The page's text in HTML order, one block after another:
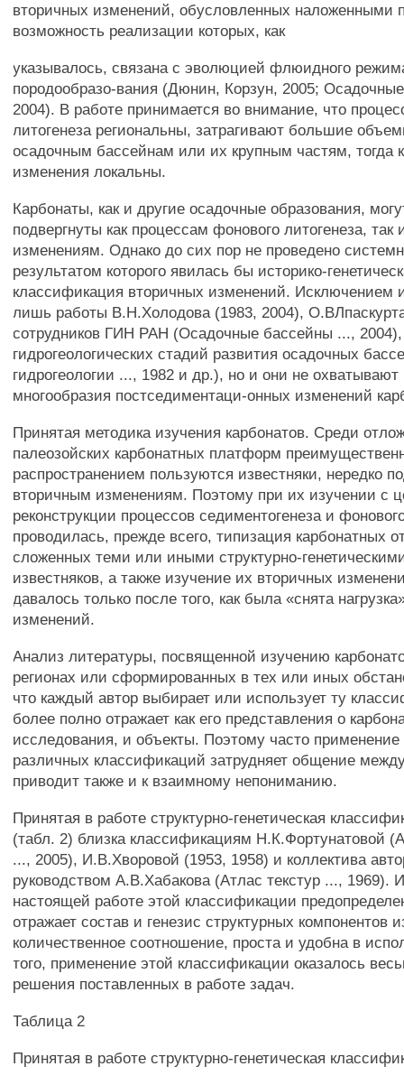
вторичных изменений, обусловленных наложенными
возможность реализации которых, как
указывалось, связана с эволюцией флюидного
породообразо-вания (Дюнин, Корзун, 2005;
2004). В работе принимается во внимание, что
литогенеза региональны, затрагивают большие
осадочным бассейнам или их крупным частям, тогда
изменения локальны.
Карбонаты, как и другие осадочные образования,
подвергнуты как процессам фонового литогенеза,
изменениям. Однако до сих пор не проведено
результатом которого явилась бы историко-
классификация вторичных изменений. Исключением
лишь работы В.Н.Холодова (1983, 2004),
сотрудников ГИН РАН (Осадочные бассейны ..., 2004),
гидрогеологических стадий развития осадочных
гидрогеологии ..., 1982 и др.), но и они не охватывают
многообразия постседиментаци-онных изменений
Принятая методика изучения карбонатов. Среди
палеозойских карбонатных платформ
распространением пользуются известняки, нередко
вторичным изменениям. Поэтому при их изучении с
реконструкции процессов седиментогенеза и
проводилась, прежде всего, типизация карбонатных
сложенных теми или иными структурно-
известняков, а также изучение их вторичных
давалось только после того, как была «снята
изменений.
Анализ литературы, посвященной изучению
регионах или сформированных в тех или иных
что каждый автор выбирает или использует ту
более полно отражает как его представления о
исследования, и объекты. Поэтому часто применение
различных классификаций затрудняет общение
приводит также и к взаимному непониманию.
Принятая в работе структурно-генетическая
(табл. 2) близка классификациям Н.К.Фортунатовой
..., 2005), И.В.Хворовой (1953, 1958) и коллектива
руководством А.В.Хабакова (Атлас текстур ..., 1969).
настоящей работе этой классификации
отражает состав и генезис структурных компонентов
количественное соотношение, проста и удобна в
того, применение этой классификации оказалось
решения поставленных в работе задач.
Таблица 2
Принятая в работе структурно-генетическая